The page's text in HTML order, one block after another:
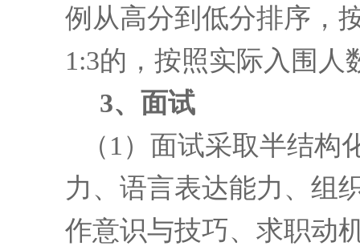
例从高分到低分排序，
1:3的，按照实际入围人
3、面试
（1）面试采取半结
力、语言表达能力、组
作意识与技巧、求职动